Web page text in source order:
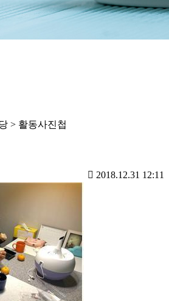
> 활동사진첩
2018.12.31 12:11